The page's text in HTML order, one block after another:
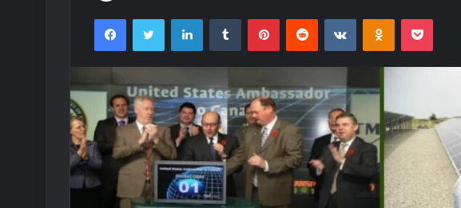
FacebookTwitter LinkedInTumblr PinterestReddit VKontakteOdnoklassniki
Pocket